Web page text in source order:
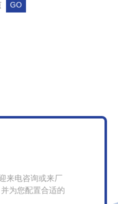
来电咨询或来厂
为您配置合适的